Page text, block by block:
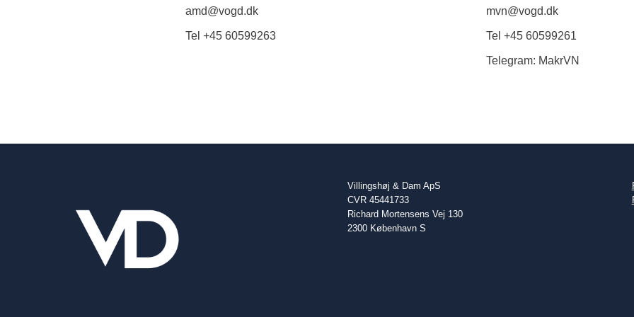
amd@vogd.dk
Tel +45 60599263
mvn@vogd.dk
Tel +45 60599261
Telegram: MakrVN
Villingshøj & Dam ApS
CVR 45441733
Richard Mortensens Vej 130
2300 København S